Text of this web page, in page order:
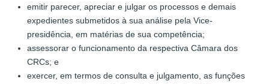
emitir parecer, apreciar e julgar os processos e demais
expedientes submetidos à sua análise pela Vice-
presidência, em matérias de sua competência;
assessorar o funcionamento da respectiva Câmara dos
CRCs; e
exercer, em termos de consulta e julgamento, as funções